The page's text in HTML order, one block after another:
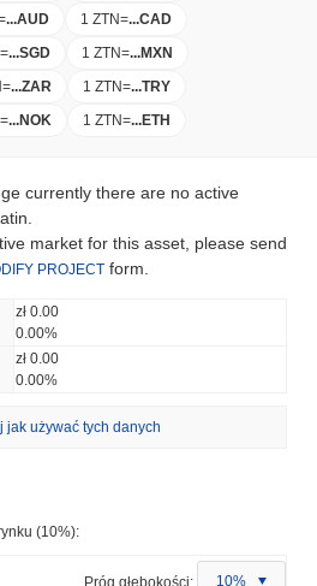
...AUD 1 ZTN=...CAD
=...SGD 1 ZTN=...MXN
=...ZAR 1 ZTN=...TRY
=...NOK 1 ZTN=...ETH
currently there are no active
market for this asset, please send
PROJECT form.
zł 0.00
0.00%
zł 0.00
0.00%
jak używać tych danych
(10%):
Próg głębokości: 10%